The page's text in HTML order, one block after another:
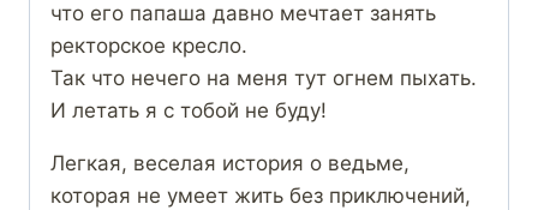
что его папаша давно мечтает занять
ректорское кресло.
Так что нечего на меня тут огнем пыхать.
И летать я с тобой не буду!
Легкая, веселая история о ведьме,
которая не умеет жить без приключений,